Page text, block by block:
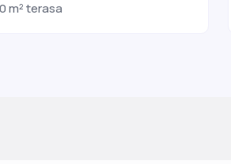
m² terasa